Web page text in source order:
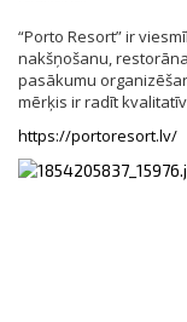
“Porto Resort” ir
nakšņošanu,
pasākumu
mērķis ir radīt
https://portoresort.lv/